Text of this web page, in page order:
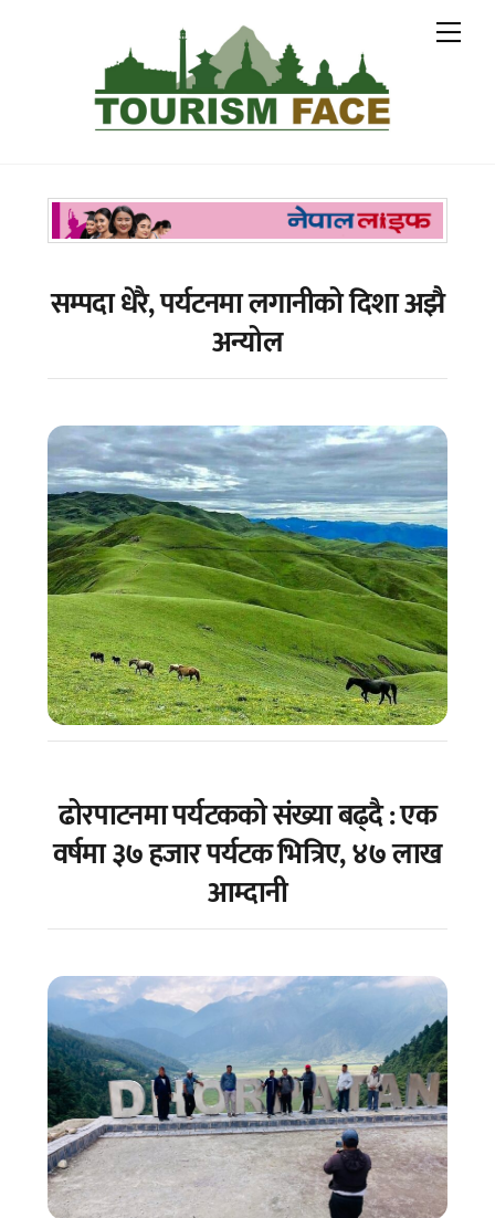
सम्पदा धेरै, पर्यटनमा लगानीको दिशा अझै
अन्योल
ढोरपाटनमा पर्यटकको संख्या बढ्दै : एक
वर्षमा ३७ हजार पर्यटक भित्रिए, ४७ लाख
आम्दानी